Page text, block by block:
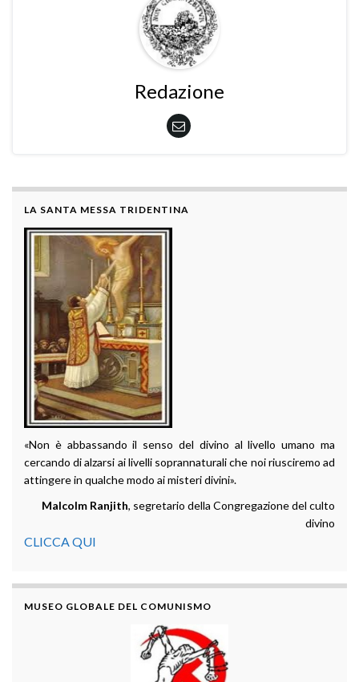
Redazione
LA SANTA MESSA TRIDENTINA
«Non è abbassando il senso del divino al livello umano ma
cercando di alzarsi ai livelli soprannaturali che noi riusciremo ad
attingere in qualche modo ai misteri divini».
Malcolm Ranjith, segretario della Congregazione del culto
divino
CLICCA QUI
MUSEO GLOBALE DEL COMUNISMO